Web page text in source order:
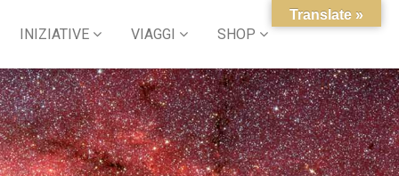
INIZIATIVE VIAGGI SHOP
Translate »